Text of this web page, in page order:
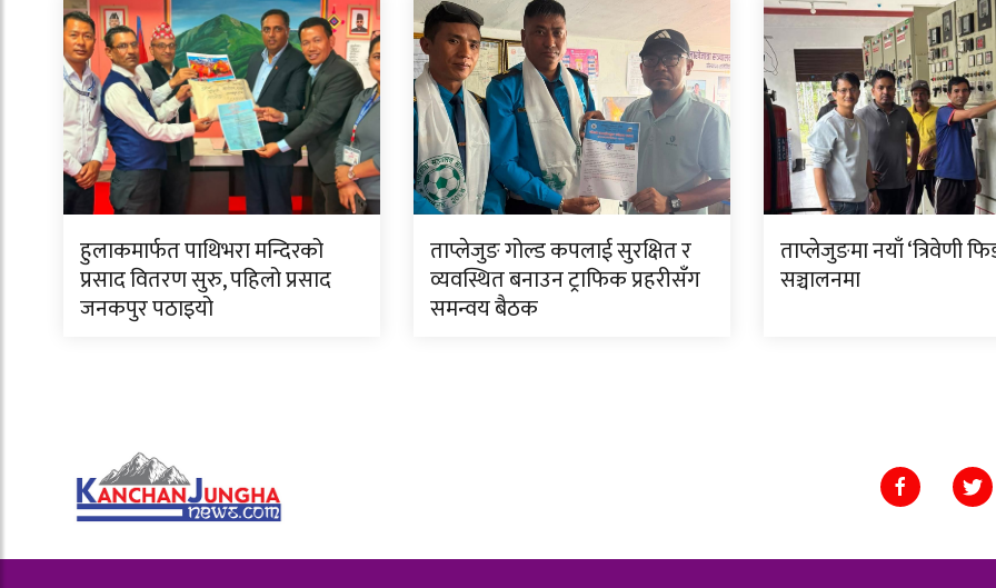
हुलाकमार्फत पाथिभरा मन्दिरको
प्रसाद वितरण सुरु, पहिलो प्रसाद
जनकपुर पठाइयो
ताप्लेजुङ गोल्ड कपलाई सुरक्षित र
व्यवस्थित बनाउन ट्राफिक प्रहरीसँग
समन्वय बैठक
ताप्लेजुङमा नयाँ ‘त्रिवेणी
सञ्चालनमा